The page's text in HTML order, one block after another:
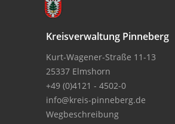
Kreisverwaltung Pinneberg
Kurt-Wagener-Straße 11-13
25337 Elmshorn
+49 (0)4121 - 4502-0
info@kreis-pinneberg.de
Wegbeschreibung